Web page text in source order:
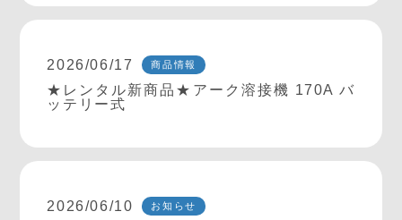
2026/06/17 商品情報
★レンタル新商品★アーク溶接機 170A バ
ッテリー式
2026/06/10 お知らせ